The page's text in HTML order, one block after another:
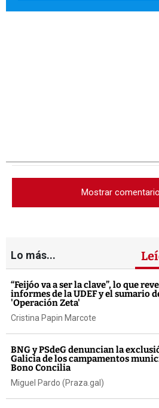
Mostrar
Lo más...
“Feijóo va a ser la clave”, lo que
informes de la UDEF y el sumario
'Operación Zeta'
Cristina Papin Marcote
BNG y PSdeG denuncian la
Galicia de los campamentos
Bono Concilia
Miguel Pardo (Praza.gal)